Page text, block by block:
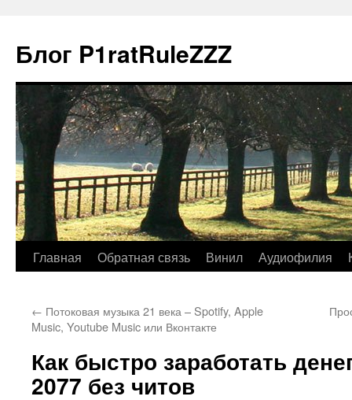
Блог P1ratRuleZZZ
Главная Обратная связь Винил Аудиофилия
← Потоковая музыка 21 века – Spotify, Apple
Music, Youtube Music или Вконтакте
Как быстро заработать
2077 без читов